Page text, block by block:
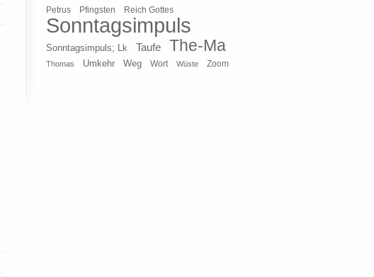
Petrus
Pfingsten Reich Gottes
Sonntagsimpuls
Sonntagsimpuls; Lk Taufe The-Ma
Thomas Umkehr Weg Wort Wüste Zoom